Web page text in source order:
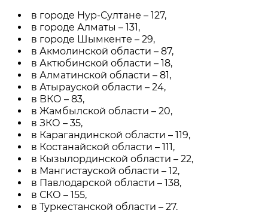
в городе Нур-Султане – 127,
в городе Алматы – 131,
в городе Шымкенте – 29,
в Акмолинской области – 87,
в Актюбинской области – 18,
в Алматинской области – 81,
в Атырауской области – 24,
в ВКО – 83,
в Жамбылской области – 20,
в ЗКО – 35,
в Карагандинской области – 119,
в Костанайской области – 111,
в Кызылординской области – 22,
в Мангистауской области – 12,
в Павлодарской области – 138,
в СКО – 155,
в Туркестанской области – 27.